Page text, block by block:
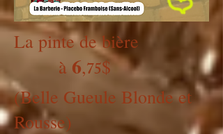
La pinte de bière
à 6,75$
(Belle Gueule Blonde et
Rousse)